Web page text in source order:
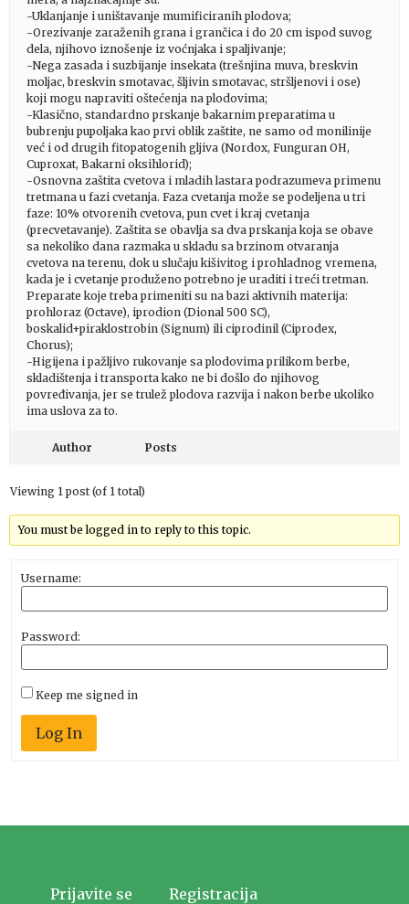
-Uklanjanje i uništavanje mumificiranih plodova;
-Orezivanje zaraženih grana i grančica i do 20 cm ispod suvog
dela, njihovo iznošenje iz voćnjaka i spaljivanje;
-Nega zasada i suzbijanje insekata (trešnjina muva, breskvin
moljac, breskvin smotavac, šljivin smotavac, stršljenovi i ose)
koji mogu napraviti oštećenja na plodovima;
-Klasično, standardno prskanje bakarnim preparatima u
bubrenju pupoljaka kao prvi oblik zaštite, ne samo od monilinije
već i od drugih fitopatogenih gljiva (Nordox, Funguran OH,
Cuproxat, Bakarni oksihlorid);
-Osnovna zaštita cvetova i mladih lastara podrazumeva primenu
tretmana u fazi cvetanja. Faza cvetanja može se podeljena u tri
faze: 10% otvorenih cvetova, pun cvet i kraj cvetanja
(precvetavanje). Zaštita se obavlja sa dva prskanja koja se obave
sa nekoliko dana razmaka u skladu sa brzinom otvaranja
cvetova na terenu, dok u slučaju kišivitog i prohladnog vremena,
kada je i cvetanje produženo potrebno je uraditi i treći tretman.
Preparate koje treba primeniti su na bazi aktivnih materija:
prohloraz (Octave), iprodion (Dional 500 SC),
boskalid+piraklostrobin (Signum) ili ciprodinil (Ciprodex,
Chorus);
-Higijena i pažljivo rukovanje sa plodovima prilikom berbe,
skladištenja i transporta kako ne bi došlo do njihovog
povređivanja, jer se trulež plodova razvija i nakon berbe ukoliko
ima uslova za to.
Author Posts
Viewing 1 post (of 1 total)
You must be logged in to reply to this topic.
Username:
Password:
Keep me signed in
Log In
Prijavite se Registracija